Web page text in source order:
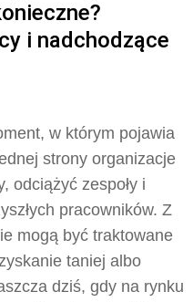
i nadchodzące
w którym pojawia
strony organizacje
odciążyć zespoły i
pracowników. Z
mogą być traktowane
taniej albo
dziś, gdy na rynku